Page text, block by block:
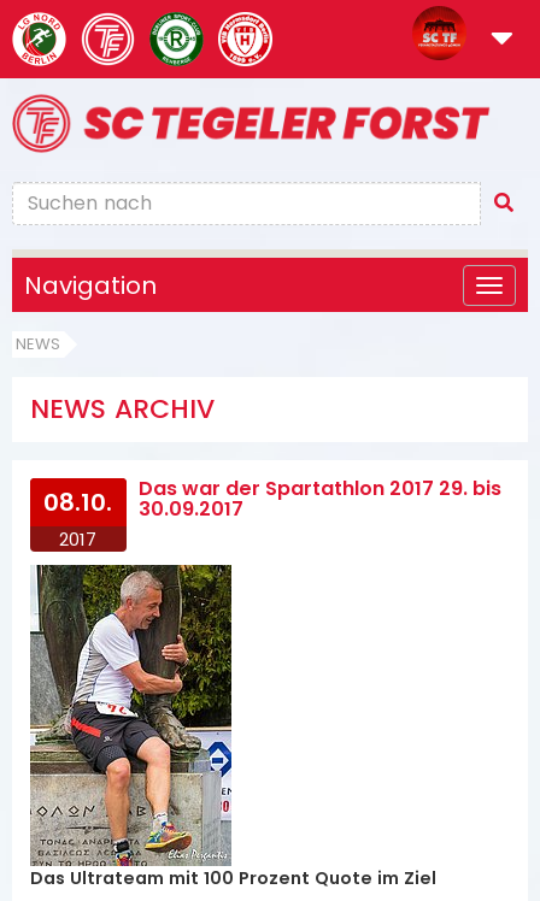
Navigation
NEWS
NEWS ARCHIV
08.10.
2017
Das war der Spartathlon 2017 29. bis
30.09.2017
Das Ultrateam mit 100 Prozent Quote im Ziel